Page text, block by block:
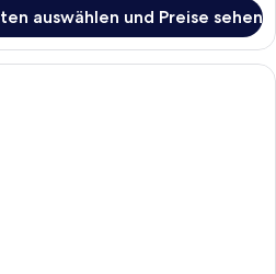
auswählen und Preise sehen